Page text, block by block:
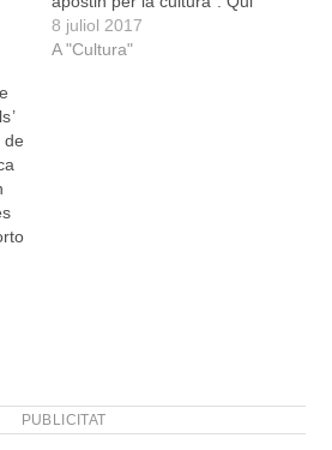
parla així, entre l’emoció i
l’entusiasme, és Toni Font,
8 juliol 2017
A "Cultura"
de
PUBLICITAT